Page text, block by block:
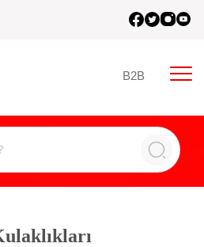
B2B